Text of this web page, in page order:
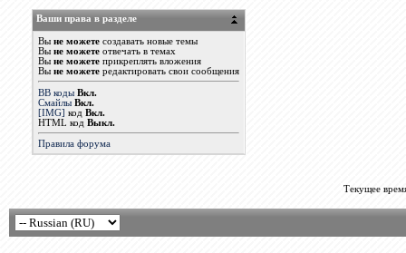
Ваши права в разделе
Вы не можетесоздавать новые темы
Вы не можетеотвечать в темах
Вы не можетеприкреплять вложения
Вы не можетередактировать свои сообщения
BB коды Вкл.
Смайлы Вкл.
[IMG] код Вкл.
HTML код Выкл.
Правила форума
Текущее